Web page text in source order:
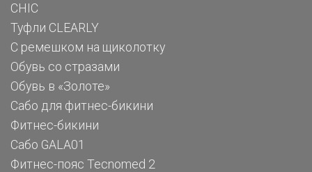
CHIC
Туфли CLEARLY
С ремешком на щиколотку
Обувь со стразами
Обувь в «Золоте»
Сабо для фитнес-бикини
Фитнес-бикини
Сабо GALA01
Фитнес-пояс Tecnomed 2